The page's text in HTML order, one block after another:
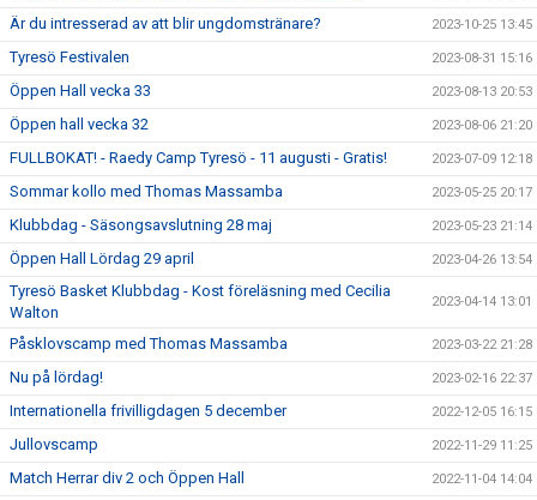
Är du intresserad av att blir ungdomstränare? 2023-10-25 13:45
Tyresö Festivalen 2023-08-31 15:16
Öppen Hall vecka 33 2023-08-13 20:53
Öppen hall vecka 32 2023-08-06 21:20
FULLBOKAT! - Raedy Camp Tyresö - 11 augusti - Gratis! 2023-07-09 12:18
Sommar kollo med Thomas Massamba 2023-05-25 20:17
Klubbdag - Säsongsavslutning 28 maj 2023-05-23 21:14
Öppen Hall Lördag 29 april 2023-04-26 13:54
Tyresö Basket Klubbdag - Kost föreläsning med Cecilia
Walton
2023-04-14 13:01
Påsklovscamp med Thomas Massamba 2023-03-22 21:28
Nu på lördag! 2023-02-16 22:37
Internationella frivilligdagen 5 december 2022-12-05 16:15
Jullovscamp 2022-11-29 11:25
Match Herrar div 2 och Öppen Hall 2022-11-04 14:04